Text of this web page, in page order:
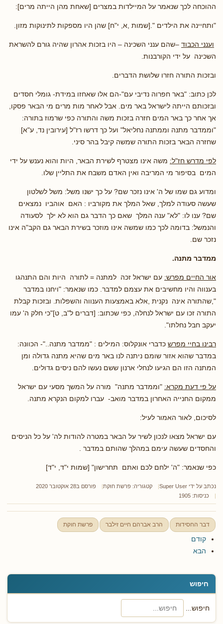
חיפוש
חיפוש...
ההוכחה לכך שנאמר על המיילדות במצרים [שאחת מהן הייתה מרים]:
"ותחיינה את הילדים ".[שמות ,א, י"ח] שהן היו מספקות לתינוקות מזון.
וענני הכבוד –שהם ענני השכינה – היו בזכות אהרון שהיה גורם להשראת
השכינה על ידי הקורבנות.
ובזכות התורה חזרו שלושת הדברים.
לכן כתוב: "באר חפרוה נדיבי עם"-הם אלו שאחזו במידת- גומלי חסדים
ובזכותם הייתה לישראל באר מים. אבל לאחר מות מרים מי הבאר פסקו,
אך אחר כך באר המים חזרה בזכות משה והתורה כפי שרמוז בתורה:
"וממדבר מתנה וממתנה נחליאל" ועל כך דרשו רז"ל [עירובין נד, ע"א]
שחזרה הבאר בזכות התורה שמשה קיבל בהר סיני.
לפי מדרש חז"ל: משה אינו מצטרף לשירת הבאר, היות והוא נענש על ידי
המים בסיפור מי המריבה ואין האדם משבח את התליין שלו.
ומדוע גם שמו של ה' אינו נזכר שם? על כך ישנו משל: משל לשלטון
שעשה סעודה למלך, שאל המלך את מקורביו : האם אוהביו נמצאים
שם? ענו לו: "לא" ענה המלך שאם כך הדבר גם הוא לא ילך לסעודה
והנמשל: בדומה לכך כמו שמשה אינו מוזכר בשירת הבאר גם הקב"ה אינו
נזכר שם.
ממדבר מתנה.
אור החיים מפרש: עם ישראל זכה למתנה = לתורה היות והם התנהגו
בענווה והיו מחשיבים את עצמם למדבר. כמו שנאמר: "ויחנו במדבר
",שהתורה אינה נקנית ,אלא באמצעות הענווה והשפלות. ובזכות קבלת
התורה זכו עם ישראל לנחלה, כפי שכתוב: [דברים ל"ב, ט]"כי חלק ה' עמו
יעקב חבל נחלתו".
רבינו בחיי מפרש כדברי אונקלוס: המילים : "ממדבר מתנה.."- הכוונה:
במדבר שהוא אזור שומם ניתנה לנו באר מים שהיא מתנה גדולה ומן
המתנה הזו הם הגיעו לנחלי ארנון ששם נעשו להם ניסים גדולים.
על פי דעת מקרא: "וממדבר מתנה" מורה על המשך מסעי עם ישראל
ממקום החנייה האחרון במדבר מואב- עברו למקום הנקרא מתנה.
לסיכום, לאור האמור לעיל:
עם ישראל מצאו לנכון לשיר על הבאר במטרה להודות לה' על כל הניסים
והחסדים שעשה עימם במהלך שהותם במדבר .
כפי שנאמר: "ה' ילחם לכם ואתם תחרישון" [שמות י"ד, י"ד]
נכתב על ידי Super User קטגוריה: פרשת חוקת
פורסם ב28 אוקטובר 2020
כניסות: 1905
דבר החסידות הרב אברהם חיים זילבר פרשת חוקת
קודם
הבא